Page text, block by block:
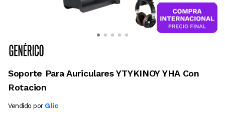
Soporte Para Auriculares YTYKINOY YHA Con
Rotacion
Vendido por Glic